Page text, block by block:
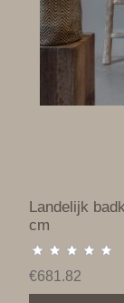
Landelijk
cm
€681.82